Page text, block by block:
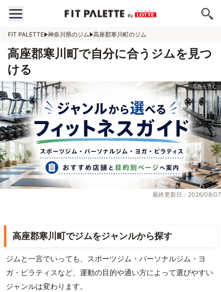
FIT PALETTE 神奈川県のジム 高座郡寒川町のジム
高座郡寒川町で自分に合うジムを見つ
ける
最終更新日：2026/08/07
高座郡寒川町でジムをジャンルから探す
ジムと一言でいっても、スポーツジム・パーソナルジム・ヨ
ガ・ピラティスなど、運動の目的や通い方によって選びやすい
ジャンルは変わります。